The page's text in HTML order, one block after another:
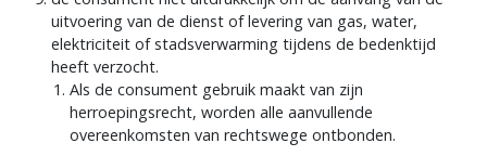
de consument niet uitdrukkelijk om de aanvang van de
uitvoering van de dienst of levering van gas, water,
elektriciteit of stadsverwarming tijdens de bedenktijd
heeft verzocht.
Als de consument gebruik maakt van zijn
herroepingsrecht, worden alle aanvullende
overeenkomsten van rechtswege ontbonden.